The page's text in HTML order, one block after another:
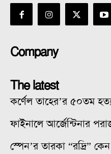
Company
The latest
কর্ণেল তাহের’র ৫০তম
ফাইনালে আর্জেন্টিনার
স্পেন’র তারকা “রদ্রি”